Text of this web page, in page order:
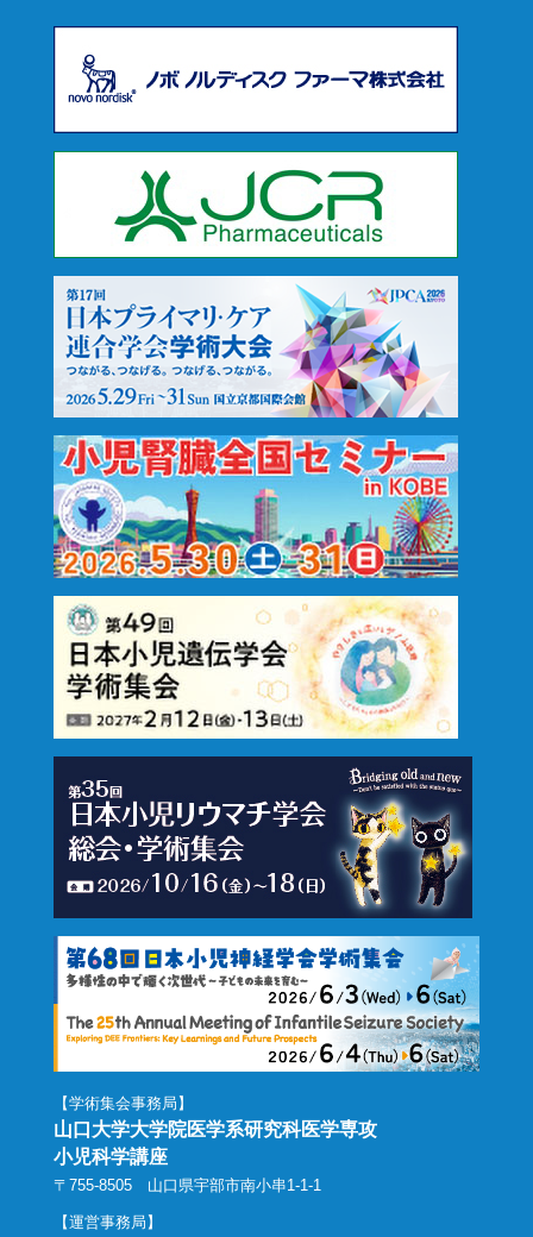
【学術集会事務局】
山口大学大学院医学系研究科医学専攻
小児科学講座
〒755-8505 山口県宇部市南小串1-1-1
【運営事務局】